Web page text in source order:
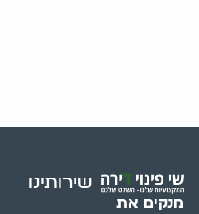
מנקים את
שירותינו